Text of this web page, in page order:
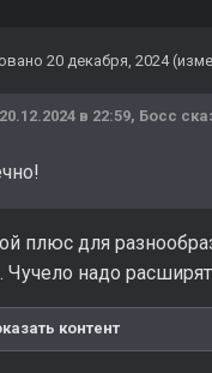
20 декабря, 2024
в 22:59, Босс
плюс для
Чучело надо
контент